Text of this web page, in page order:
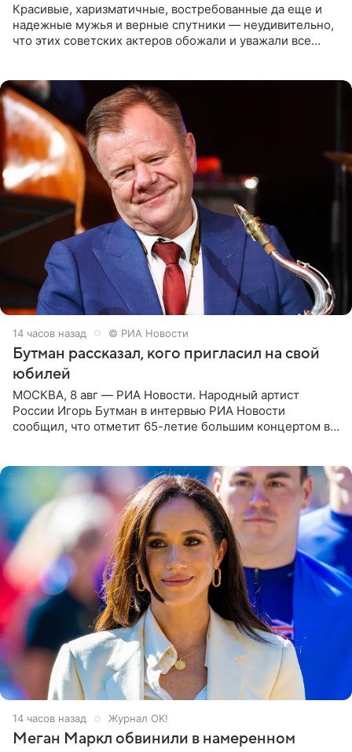
Красивые, харизматичные, востребованные да еще и
надежные мужья и верные спутники — неудивительно,
что этих советских актеров обожали и уважали все
14 часов назад © РИА Новости
Бутман рассказал, кого пригласил на свой
юбилей
МОСКВА, 8 авг — РИА Новости. Народный артист
России Игорь Бутман в интервью РИА Новости
сообщил, что отметит 65-летие большим концертом в
14 часов назад Журнал OK!
Меган Маркл обвинили в намеренном